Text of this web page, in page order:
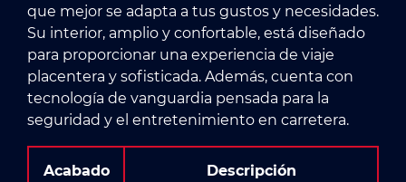
que mejor se adapta a tus gustos y necesidades.
Su interior, amplio y confortable, está diseñado
para proporcionar una experiencia de viaje
placentera y sofisticada. Además, cuenta con
tecnología de vanguardia pensada para la
seguridad y el entretenimiento en carretera.
Acabado Descripción